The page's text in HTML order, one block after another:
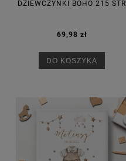
DZIEWCZYNKI BOHO 215 STR
69,98 zł
DO KOSZYKA